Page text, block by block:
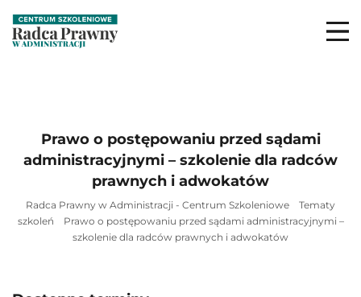
Prawo o postępowaniu przed sądami
administracyjnymi – szkolenie dla radców
prawnych i adwokatów
Radca Prawny w Administracji - Centrum Szkoleniowe
Tematy
szkoleń
Prawo o postępowaniu przed sądami administracyjnymi –
szkolenie dla radców prawnych i adwokatów